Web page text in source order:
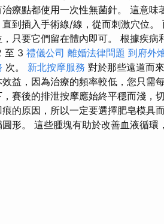
治療點都使用一次性無菌針。 這意
直到插入手術線/線，從而刺激穴位
，只要它們留在體內即可。 根據疾
至 3 禮儀公司 離婚法律問題 到府外
次。 新北按摩服務 對於那些遠道而
效益，因為治療的頻率較低，您只需
，賽後的排泄按摩應始終平穩而淺，
痕的原因，所以一定要選擇肥皂模具
形。 這些腫塊有助於改善血液循環